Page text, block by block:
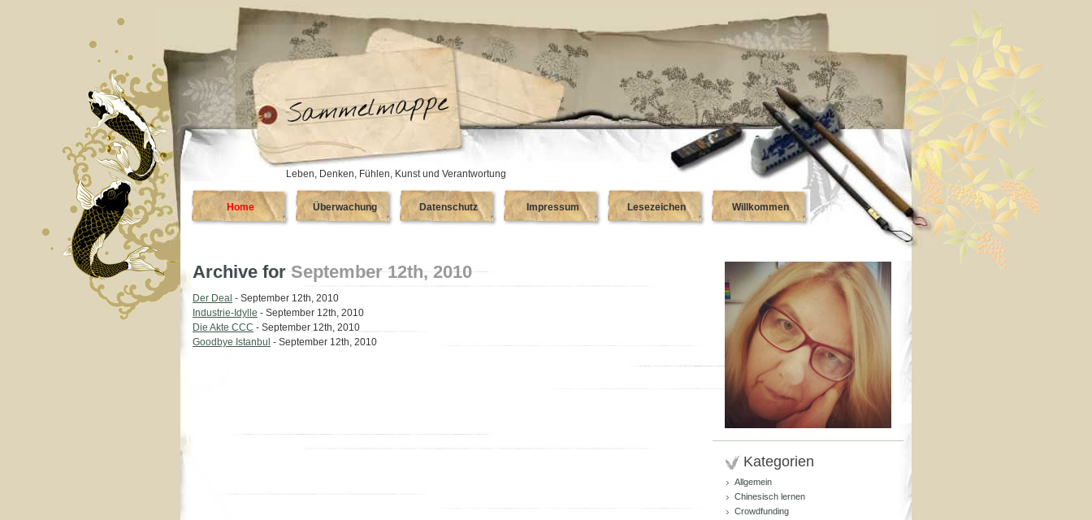
Leben, Denken, Fühlen, Kunst und Verantwortung
Home Überwachung Datenschutz Impressum Lesezeichen Willkommen
Archive for September 12th, 2010
Der Deal - September 12th, 2010
Industrie-Idylle - September 12th, 2010
Die Akte CCC - September 12th, 2010
Goodbye Istanbul - September 12th, 2010
Kategorien
Allgemein
Chinesisch lernen
Crowdfunding